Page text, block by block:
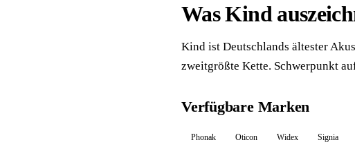
Was Kind
Kind ist Deutschlands ältester
zweitgrößte Kette. Schwerpunkt
Verfügbare Marken
Phonak Oticon Widex Signia